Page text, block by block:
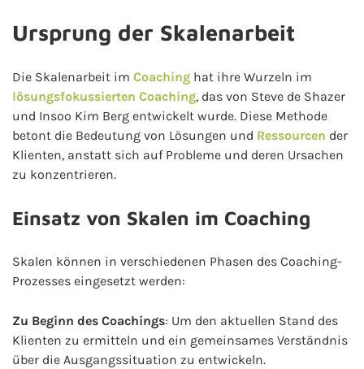
Ursprung der Skalenarbeit
Die Skalenarbeit im Coaching hat ihre Wurzeln im
lösungsfokussierten Coaching, das von Steve de Shazer
und Insoo Kim Berg entwickelt wurde. Diese Methode
betont die Bedeutung von Lösungen und Ressourcen der
Klienten, anstatt sich auf Probleme und deren Ursachen
zu konzentrieren.
Einsatz von Skalen im Coaching
Skalen können in verschiedenen Phasen des Coaching-
Prozesses eingesetzt werden:
Zu Beginn des Coachings: Um den aktuellen Stand des
Klienten zu ermitteln und ein gemeinsames Verständnis
über die Ausgangssituation zu entwickeln.